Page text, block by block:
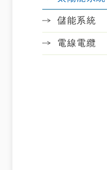
儲能系統
電線電纜